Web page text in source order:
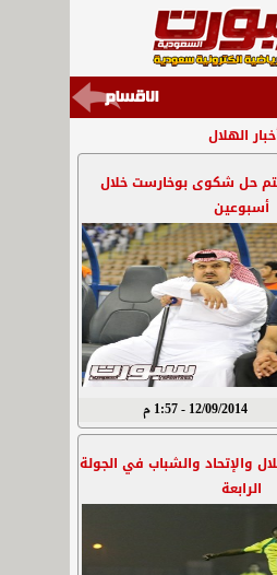
الهلال
حل شكوى بوخارست خلال
أسبوعين
12/09/2014 - 1:57 م
والإتحاد والشباب في الجولة
الرابعة